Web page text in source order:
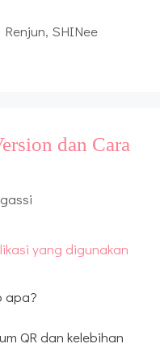
Renjun, SHINee
dan Cara
apa?
QR dan kelebihan